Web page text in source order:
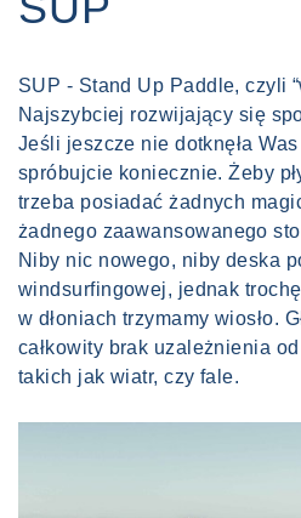
SUP - Stand Up Paddle, czyli
Najszybciej rozwijający się
Jeśli jeszcze nie dotknęła
spróbujcie koniecznie. Żeby
trzeba posiadać żadnych
żadnego zaawansowanego
Niby nic nowego, niby deska
windsurfingowej, jednak
w dłoniach trzymamy wiosło.
całkowity brak uzależnienia
takich jak wiatr, czy fale.